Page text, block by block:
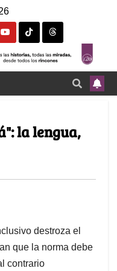
la lengua,
destroza el
que la norma debe
contrario